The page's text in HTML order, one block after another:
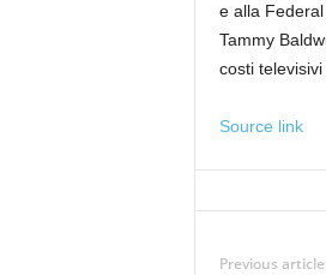
e alla
Tammy
costi
Source link
Previous article